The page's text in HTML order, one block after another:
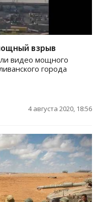
взрыв
видео мощного
города
4 августа 2020, 18:56